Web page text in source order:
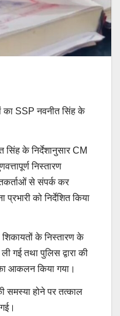
का SSP नवनीत सिंह के
सिंह के निर्देशानुसार CM
निस्तारण
से संपर्क कर
को निर्देशित किया
के निस्तारण के
गई तथा पुलिस द्वारा की
आकलन किया गया।
समस्या होने पर तत्काल